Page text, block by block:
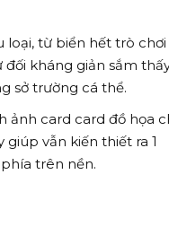
loại, từ biển hết trò
kháng giản sắm
sở trường cá thể.
ảnh card card đồ họa
vẫn kiến thiết ra 1
trên nền.